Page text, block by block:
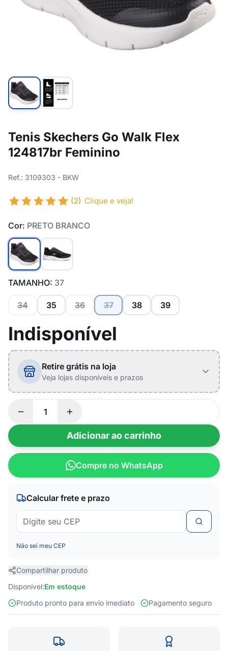
Tenis Skechers Go Walk Flex
124817br Feminino
Ref.: 3109303 - BKW
(2) Clique e veja!
Cor: PRETO BRANCO
TAMANHO: 37
34 35 36 37 38 39
Indisponível
Retire grátis na loja
Veja lojas disponíveis e prazos
Adicionar ao carrinho
Compre no WhatsApp
Calcular frete e prazo
Não sei meu CEP
Compartilhar produto
Disponível:Em estoque
Produto pronto para envio imediato
Pagamento seguro